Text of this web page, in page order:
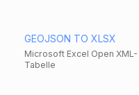
GEOJSON TO XLSX
Microsoft Excel Open XML-
Tabelle